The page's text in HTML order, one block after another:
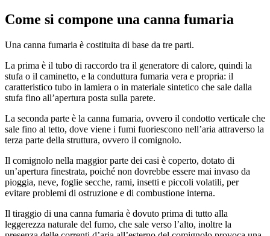
Come si compone una canna fumaria
Una canna fumaria è costituita di base da tre parti.
La prima è il tubo di raccordo tra il generatore di calore, quindi la
stufa o il caminetto, e la conduttura fumaria vera e propria: il
caratteristico tubo in lamiera o in materiale sintetico che sale dalla
stufa fino all’apertura posta sulla parete.
La seconda parte è la canna fumaria, ovvero il condotto verticale che
sale fino al tetto, dove viene i fumi fuoriescono nell’aria attraverso la
terza parte della struttura, ovvero il comignolo.
Il comignolo nella maggior parte dei casi è coperto, dotato di
un’apertura finestrata, poiché non dovrebbe essere mai invaso da
pioggia, neve, foglie secche, rami, insetti e piccoli volatili, per
evitare problemi di ostruzione e di combustione interna.
Il tiraggio di una canna fumaria è dovuto prima di tutto alla
leggerezza naturale del fumo, che sale verso l’alto, inoltre la